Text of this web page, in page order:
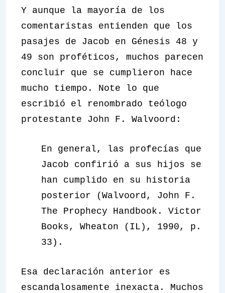
Y aunque la mayoría de los
comentaristas entienden que los
pasajes de Jacob en Génesis 48 y
49 son proféticos, muchos parecen
concluir que se cumplieron hace
mucho tiempo. Note lo que
escribió el renombrado teólogo
protestante John F. Walvoord:
En general, las profecías que
Jacob confirió a sus hijos se
han cumplido en su historia
posterior (Walvoord, John F.
The Prophecy Handbook. Victor
Books, Wheaton (IL), 1990, p.
33).
Esa declaración anterior es
escandalosamente inexacta. Muchos